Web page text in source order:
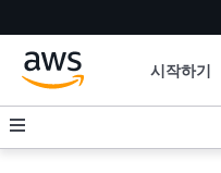
시작하기